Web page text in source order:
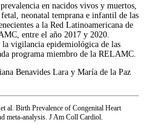
en nacidos vivos y muertos,
neonatal temprana e infantil de las
a la Red Latinoamericana de
entre el año 2017 y 2020.
la vigilancia epidemiológica de las
programa miembro de la RELAMC.
Benavides Lara y María de la Paz
al. Birth Prevalence of Congenital Heart
meta-analysis. J Am Coll Cardiol.